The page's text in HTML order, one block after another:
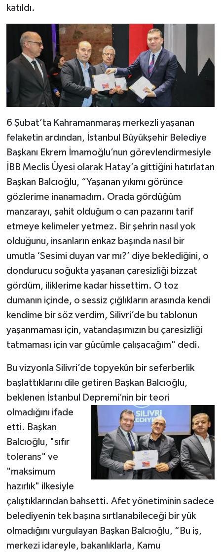
katıldı.
6 Şubat’ta Kahramanmaraş merkezli yaşanan
felaketin ardından, İstanbul Büyükşehir Belediye
Başkanı Ekrem İmamoğlu’nun görevlendirmesiyle
İBB Meclis Üyesi olarak Hatay’a gittiğini hatırlatan
Başkan Balcıoğlu, “Yaşanan yıkımı görünce
gözlerime inanamadım. Orada gördüğüm
manzarayı, şahit olduğum o can pazarını tarif
etmeye kelimeler yetmez. Bir şehrin nasıl yok
olduğunu, insanların enkaz başında nasıl bir
umutla ‘Sesimi duyan var mı?’ diye beklediğini, o
dondurucu soğukta yaşanan çaresizliği bizzat
gördüm, iliklerime kadar hissettim. O toz
dumanın içinde, o sessiz çığlıkların arasında kendi
kendime bir söz verdim, Silivri’de bu tablonun
yaşanmaması için, vatandaşımızın bu çaresizliği
tatmaması için var gücümle çalışacağım" dedi.
Bu vizyonla Silivri’de topyekûn bir seferberlik
başlattıklarını dile getiren Başkan Balcıoğlu,
beklenen İstanbul Depremi’nin bir teori
olmadığını ifade
etti. Başkan
Balcıoğlu, "sıfır
tolerans" ve
"maksimum
hazırlık" ilkesiyle
çalıştıklarından bahsetti. Afet yönetiminin sadece
belediyenin tek başına sırtlanabileceği bir yük
olmadığını vurgulayan Başkan Balcıoğlu, “Bu iş,
merkezi idareyle, bakanlıklarla, Kamu